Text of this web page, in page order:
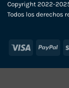
Copyright 2022-
Todos los derechos
Visa